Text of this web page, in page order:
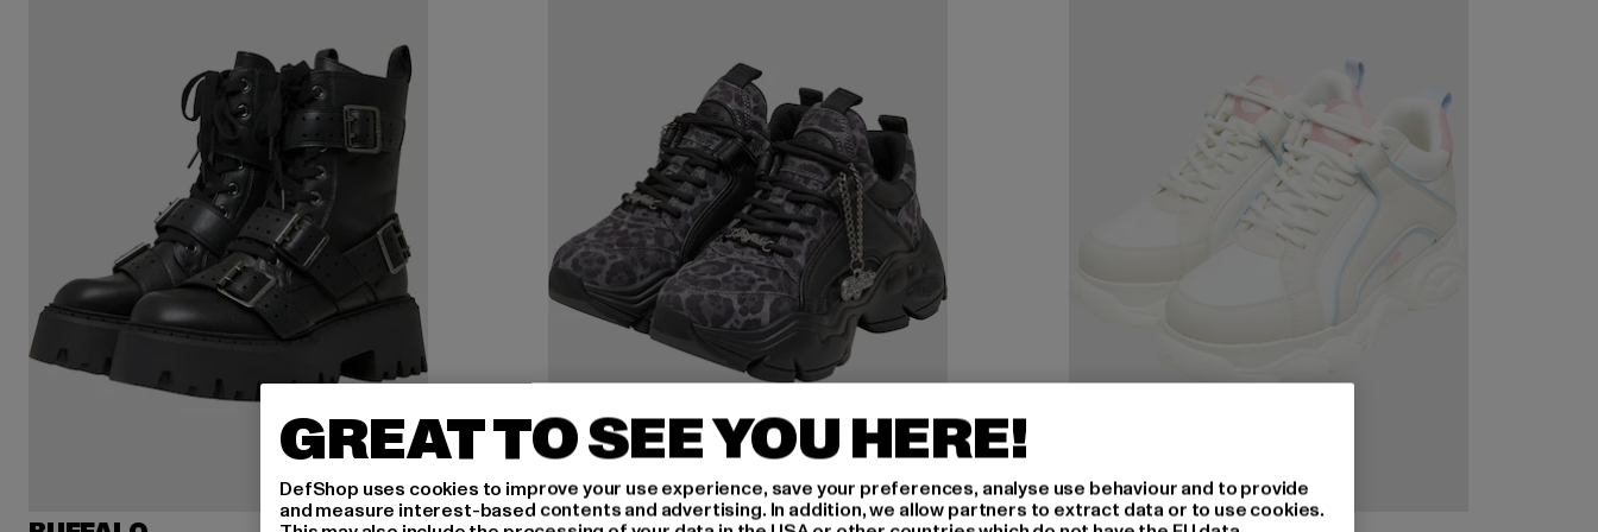
GREAT TO SEE YOU HERE!
DefShop uses cookies to improve your use experience, save your preferences, analyse use behaviour and to provide
and measure interest-based contents and advertising. In addition, we allow partners to extract data or to use cookies.